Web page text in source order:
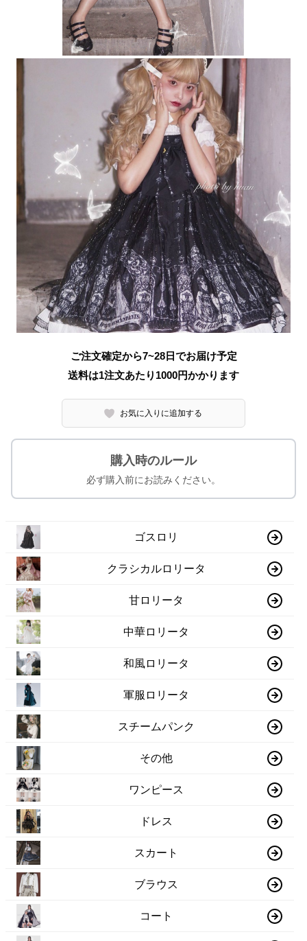
ご注文確定から7~28日でお届け予定
送料は1注文あたり 1000円かかります
お気に入りに追加する
購入時のルール
必ず購入前にお読みください。
ゴスロリ
クラシカルロリータ
甘ロリータ
中華ロリータ
和風ロリータ
軍服ロリータ
スチームパンク
その他
ワンピース
ドレス
スカート
ブラウス
コート